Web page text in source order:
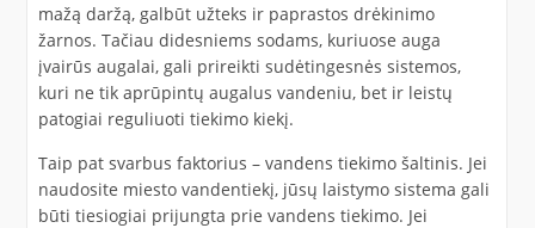
mažą daržą, galbūt užteks ir paprastos drėkinimo
žarnos. Tačiau didesniems sodams, kuriuose auga
įvairūs augalai, gali prireikti sudėtingesnės sistemos,
kuri ne tik aprūpintų augalus vandeniu, bet ir leistų
patogiai reguliuoti tiekimo kiekį.
Taip pat svarbus faktorius – vandens tiekimo šaltinis. Jei
naudosite miesto vandentiekį, jūsų laistymo sistema gali
būti tiesiogiai prijungta prie vandens tiekimo. Jei